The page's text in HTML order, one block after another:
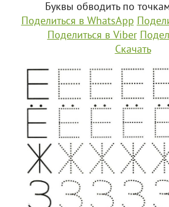
Буквы обводить по
Поделиться в WhatsApp
Поделиться в Viber
Скачать